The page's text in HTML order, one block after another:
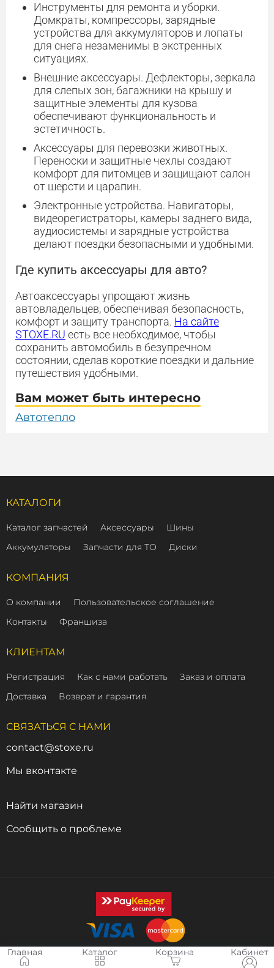
Инструменты для ремонта и уборки.
Домкраты, компрессоры, зарядные
устройства для аккумуляторов и лопаты
для снега незаменимы в экстренных
ситуациях.
Внешние аксессуары. Дефлекторы, зеркала
для слепых зон, багажники на крышу и
защитные элементы для кузова
обеспечивают функциональность и
эстетичность.
Аксессуары для перевозки животных.
Переноски и защитные чехлы создают
комфорт для питомцев и защищают салон
от шерсти и царапин.
Электронные устройства. Навигаторы,
видеорегистраторы, камеры заднего вида,
аудиосистемы и зарядные устройства
делают поездки безопасными и удобными.
Где купить аксессуары для авто?
Автоаксессуары упрощают жизнь
автовладельцев, обеспечивая безопасность,
комфорт и защиту транспорта. На сайте
STOXE.RU есть все необходимое, чтобы
сохранить автомобиль в безупречном
состоянии, сделав короткие поездки и дальние
путешествия удобными.
Вам может быть интересно
Автотепло
КАТАЛОГИ
Каталог запчастей Аксессуары
Шины
Аккумуляторы
Запчасти для ТО Диски
КОМПАНИЯ
О компании
Пользовательское соглашение
Контакты
Франшиза
КЛИЕНТАМ
Регистрация Как с нами работать
Заказ и оплата
Доставка
Возврат и гарантия
СВЯЗАТЬСЯ С НАМИ
contact@stoxe.ru
Мы вконтакте
Найти магазин
Сообщить о проблеме
Главная Каталог Корзина Кабинет